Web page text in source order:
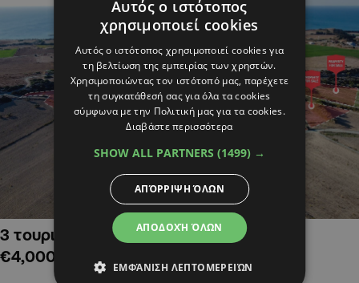
3 τουριστικά χωράφια στην Αλαμινό,
€4,000,000
Αυτός ο ιστότοπος
χρησιμοποιεί cookies
Αυτός ο ιστότοπος χρησιμοποιεί cookies για
τη βελτίωση της εμπειρίας των χρηστών.
Χρησιμοποιώντας τον ιστότοπό μας, παρέχετε
τη συγκατάθεσή σας για όλα τα cookies
σύμφωνα με την Πολιτική μας για τα cookies.
Διαβάστε περισσότερα
SHOW ALL PARTNERS (1499) →
ΑΠΟΔΟΧΉ ΌΛΩΝ
ΑΠΌΡΡΙΨΗ ΌΛΩΝ
ΕΜΦΆΝΙΣΗ ΛΕΠΤΟΜΕΡΕΙΏΝ